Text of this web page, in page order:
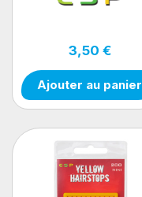
3,50 €
Ajouter au panier